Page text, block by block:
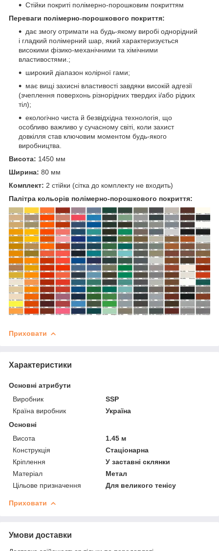
Стійки покриті полімерно-порошковим покриттям
Переваги полімерно-порошкового покриття:
дає змогу отримати на будь-якому виробі однорідний
і гладкий полімерний шар, який характеризується
високими фізико-механічними та хімічними
властивостями.;
широкий діапазон колірної гами;
має вищі захисні властивості завдяки високій адгезії
(зчеплення поверхонь різнорідних твердих і/або рідких
тіл);
екологічно чиста й безвідхідна технологія, що
особливо важливо у сучасному світі, коли захист
довкілля став ключовим моментом будь-якого
виробництва.
Висота: 1450 мм
Ширина: 80 мм
Комплект: 2 стійки (сітка до комплекту не входить)
Палітра кольорів полімерно-порошкового покриття:
Приховати
Характеристики
Основні атрибути
Виробник
SSP
Країна виробник
Україна
Основні
Висота
1.45 м
Конструкція
Стаціонарна
Кріплення
У заставні склянки
Матеріал
Метал
Цільове призначення
Для великого тенісу
Приховати
Умови доставки